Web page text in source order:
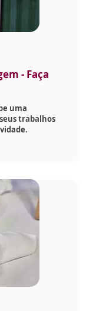
- Faça
uma
trabalhos